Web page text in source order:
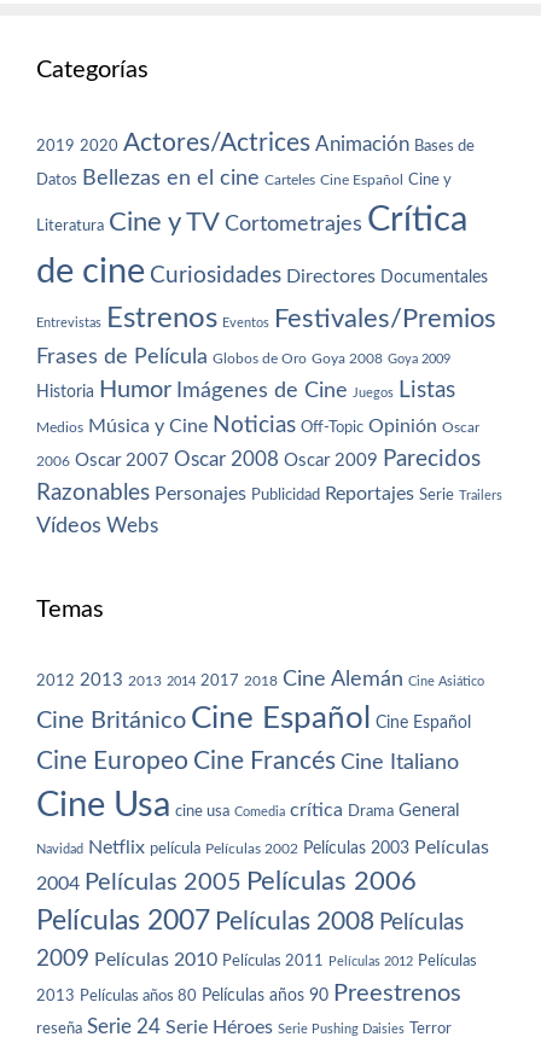
Categorías
2019 2020 Actores/Actrices Animación Bases de
Datos Bellezas en el cine Carteles Cine Español Cine y
Literatura Cine y TV Cortometrajes Crítica
de cine Curiosidades Directores Documentales
Entrevistas Estrenos Eventos Festivales/Premios
Frases de Película Globos de Oro Goya 2008 Goya 2009
Historia Humor Imágenes de Cine Juegos Listas
Medios Música y Cine Noticias Off-Topic Opinión Oscar
2006 Oscar 2007 Oscar 2008 Oscar 2009 Parecidos
Razonables Personajes Publicidad Reportajes Serie Trailers
Vídeos Webs
Temas
2012 2013 2013 2014 2017 2018 Cine Alemán Cine Asiático
Cine Británico Cine Español Cine Español
Cine Europeo Cine Francés Cine Italiano
Cine Usa cine usa Comedia crítica Drama General
Navidad Netflix película Películas 2002 Películas 2003 Películas
2004 Películas 2005 Películas 2006
Películas 2007 Películas 2008 Películas
2009 Películas 2010 Películas 2011 Películas 2012 Películas
2013 Películas años 80 Películas años 90 Preestrenos
reseña Serie 24 Serie Héroes Serie Pushing Daisies Terror